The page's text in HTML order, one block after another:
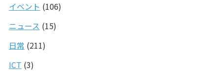
イベント (106)
ニュース (15)
日常 (211)
ICT (3)